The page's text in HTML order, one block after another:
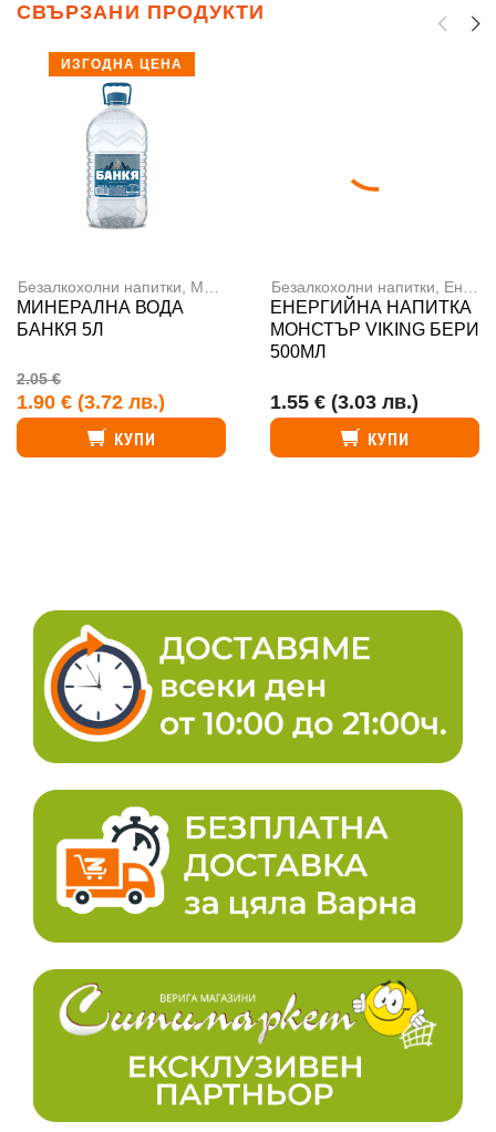
СВЪРЗАНИ ПРОДУКТИ
ИЗГОДНА ЦЕНА
Безалкохолни напитки Минерална вода
МИНЕРАЛНА ВОДА
БАНКЯ 5Л
2.05 €
1.90 € (3.72 лв.)
КУПИ
Безалкохолни напитки Енергийни напитки
ЕНЕРГИЙНА НАПИТКА
МОНСТЪР VIKING БЕРИ
500МЛ
1.55 € (3.03 лв.)
КУПИ